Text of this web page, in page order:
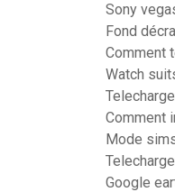
Sony
Fond
Comment
Watch
Comment
Mode
Google